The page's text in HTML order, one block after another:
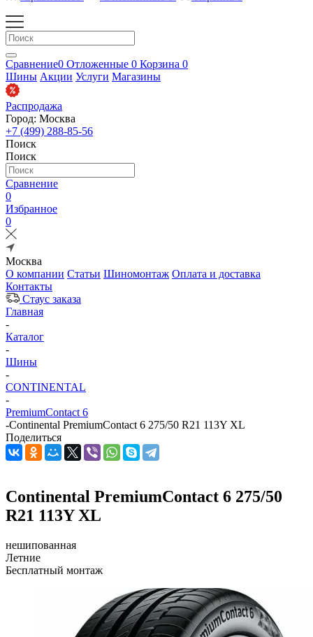
Сравнение0 Отложенные 0 Корзина 0
Шины Акции Услуги Магазины
Распродажа
Город: Москва
+7 (499) 288-85-56
Поиск
Поиск
Сравнение
0
Избранное
0
Москва
О компании Статьи Шиномонтаж Оплата и доставка
Контакты
Стаус заказа
Главная
-
Каталог
-
Шины
-
CONTINENTAL
-
PremiumContact 6
-Continental PremiumContact 6 275/50 R21 113Y XL
Поделиться
Continental PremiumContact 6 275/50
R21 113Y XL
нешипованная
Летние
Бесплатный монтаж